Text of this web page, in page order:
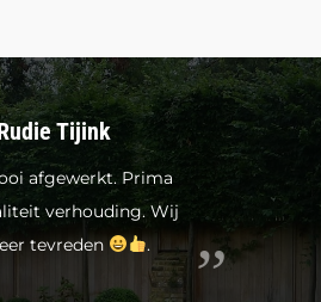
Tijink
afgewerkt. Prima
verhouding. Wij
tevreden
.